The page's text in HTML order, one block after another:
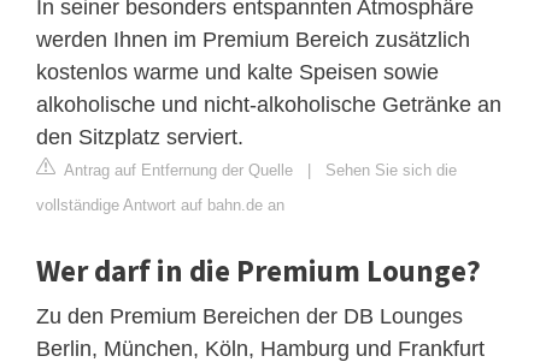
In seiner besonders entspannten Atmosphäre
werden Ihnen im Premium Bereich zusätzlich
kostenlos warme und kalte Speisen sowie
alkoholische und nicht-alkoholische Getränke an
den Sitzplatz serviert.
Antrag auf Entfernung der Quelle | Sehen Sie sich die
vollständige Antwort auf bahn.de an
Wer darf in die Premium Lounge?
Zu den Premium Bereichen der DB Lounges
Berlin, München, Köln, Hamburg und Frankfurt